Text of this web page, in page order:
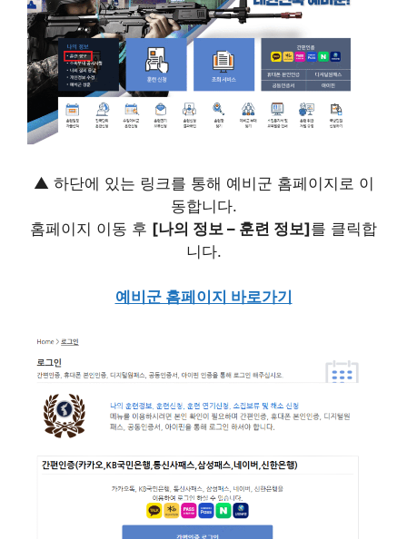
▲ 하단에 있는 링크를 통해 예비군 홈페이지로 이
동합니다.
홈페이지 이동 후 [나의 정보 – 훈련 정보]를 클릭합
니다.
예비군 홈페이지 바로가기